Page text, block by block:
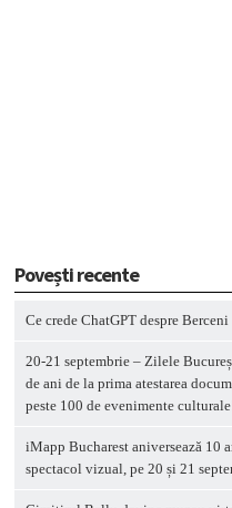
Povești recente
Ce crede ChatGPT despre Berceni
20-21 septembrie – Zilele
de ani de la prima atestarea
peste 100 de evenimente
iMapp Bucharest aniversează 10
spectacol vizual, pe 20 și 21